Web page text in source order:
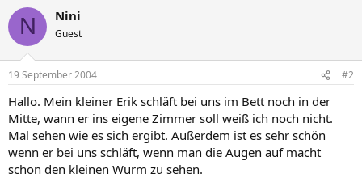
N Nini
Guest
19 September 2004 #2
Hallo. Mein kleiner Erik schläft bei uns im Bett noch in der
Mitte, wann er ins eigene Zimmer soll weiß ich noch nicht.
Mal sehen wie es sich ergibt. Außerdem ist es sehr schön
wenn er bei uns schläft, wenn man die Augen auf macht
schon den kleinen Wurm zu sehen.